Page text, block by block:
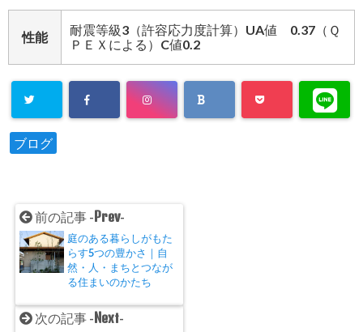
性能
耐震等級3（許容応力度計算）UA値 0.37（Ｑ
ＰＥＸによる）C値0.2
ブログ
前の記事 - Prev-
庭のある暮らしがもた
らす5つの豊かさ｜自
然・人・まちとつなが
る住まいのかたち
次の記事 - Next-